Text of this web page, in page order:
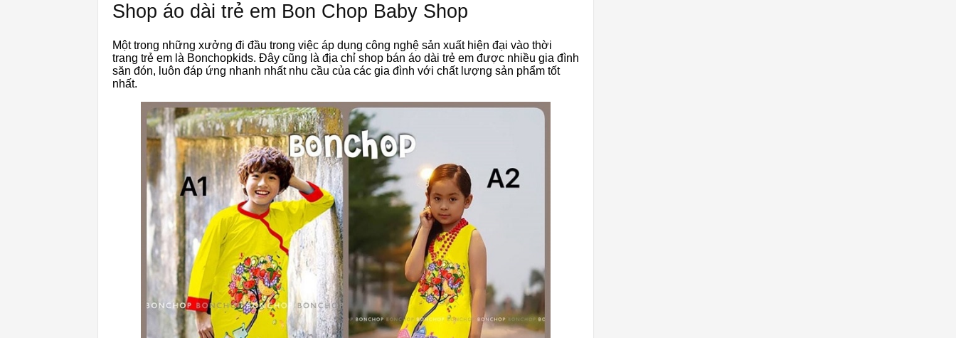
Shop áo dài trẻ em Bon Chop Baby Shop
Một trong những xưởng đi đầu trong việc áp dụng công nghệ sản xuất hiện đại vào thời
trang trẻ em là Bonchopkids. Đây cũng là địa chỉ shop bán áo dài trẻ em được nhiều gia đình
săn đón, luôn đáp ứng nhanh nhất nhu cầu của các gia đình với chất lượng sản phẩm tốt
nhất.